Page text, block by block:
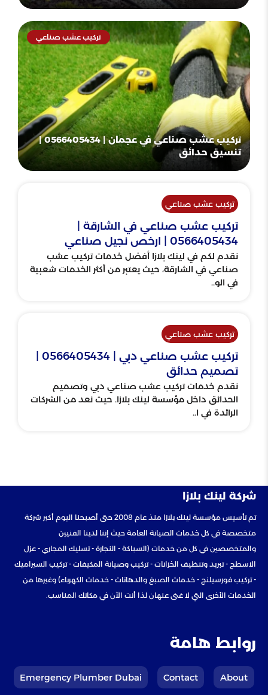
تركيب عشب صناعي
تركيب عشب صناعي في عجمان | 0566405434 |
تنسيق حدائق
تركيب عشب صناعي
تركيب عشب صناعي في الشارقة |
0566405434 | ارخص نجيل صناعي
نقدم لكم في لينك بلازا أفضل خدمات تركيب عشب
صناعي في الشارقة، حيث يعتبر من أكثر الخدمات شعبية
في الو..
تركيب عشب صناعي
تصميم حدائق
نقدم خدمات تركيب عشب صناعي دبي وتصميم
الحدائق داخل مؤسسة لينك بلازا. حيث نعد من الشركات
الرائدة في ا..
شركة لينك بلازا
تم تأسيس مؤسسة لينك بلازا منذ عام 2008 حتى أصبحنا اليوم أكبر شركة
متخصصة في كل خدمات الصيانة العامة حيث إننا لدينا الفنيين
والمتخصصين في كل من خدمات (السباكة - النجارة - تسليك المجاري - عزل
الاسطح - تبريد وتنظيف الخزانات - تركيب وصيانة المكيفات - تركيب السيراميك
- تركيب فورسيلنج - خدمات الصبغ والدهانات - خدمات الكهرباء) وغيرها من
الخدمات الأخرى التي لا غنى عنهان لذا أنت الآن في مكانك المناسب.
روابط هامة
About
Contact
Emergency Plumber Dubai